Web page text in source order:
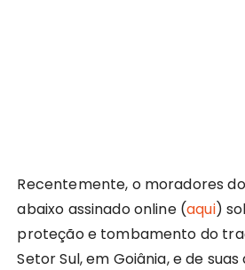
Recentemente, o moradores
abaixo assinado online (aqui)
proteção e tombamento do
Setor Sul, em Goiânia, e de